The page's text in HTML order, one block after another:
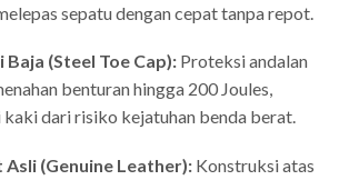
sepatu dengan cepat tanpa repot.
Baja (Steel Toe Cap): Proteksi andalan
benturan hingga 200 Joules,
dari risiko kejatuhan benda berat.
(Genuine Leather): Konstruksi atas